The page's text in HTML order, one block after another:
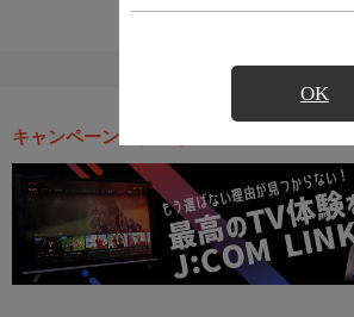
OK
キャンペーン・お得な情報